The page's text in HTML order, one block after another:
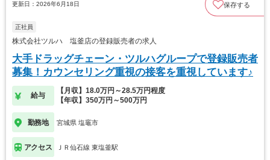
更新日：2026年6月18日 保存する
正社員
株式会社ツルハ 塩釜店の登録販売者の求人
大手ドラッグチェーン・ツルハグループで登録販売者
募集！カウンセリング重視の接客を重視しています♪
給与
【月収】18.0万円～28.5万円程度
【年収】350万円～500万円
勤務地 宮城県 塩竈市
アクセス ＪＲ仙石線 東塩釜駅